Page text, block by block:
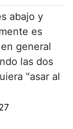
abajo y
es
general
las dos
"asar al